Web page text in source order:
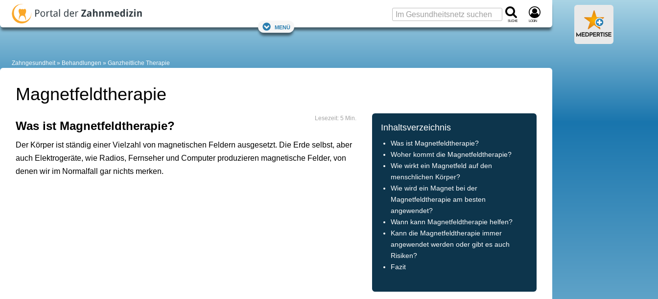
Suche Login
Menü
Zahngesundheit Behandlungen Ganzheitliche Therapie
Magnetfeldtherapie
Lesezeit: 5 Min.
Was ist Magnetfeldtherapie?
Der Körper ist ständig einer Vielzahl von magnetischen Feldern ausgesetzt. Die Erde selbst, aber
auch Elektrogeräte, wie Radios, Fernseher und Computer produzieren magnetische Felder, von
denen wir im Normalfall gar nichts merken.
Inhaltsverzeichnis
Was ist Magnetfeldtherapie?
Woher kommt die Magnetfeldtherapie?
Wie wirkt ein Magnetfeld auf den
menschlichen Körper?
Wie wird ein Magnet bei der
Magnetfeldtherapie am besten
angewendet?
Wann kann Magnetfeldtherapie helfen?
Kann die Magnetfeldtherapie immer
angewendet werden oder gibt es auch
Risiken?
Fazit